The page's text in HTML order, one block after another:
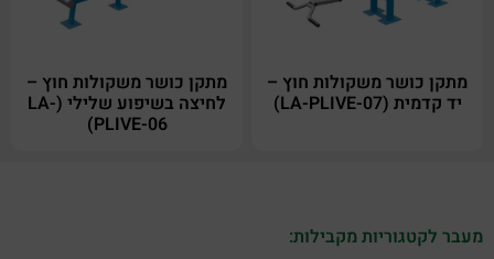
מתקן כושר משקולות חוץ –
יד קדמית (LA-PLIVE-07)
מתקן כושר משקולות חוץ –
לחיצה בשיפוע שלילי (LA-
PLIVE-06)
מעבר לקטגוריות מקבילות: